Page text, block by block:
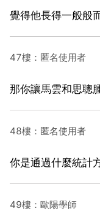
覺得他長得一般般
47樓：匿名使用者
那你讓馬雲和思聰
48樓：匿名使用者
你是通過什麼統計
49樓：歐陽學師